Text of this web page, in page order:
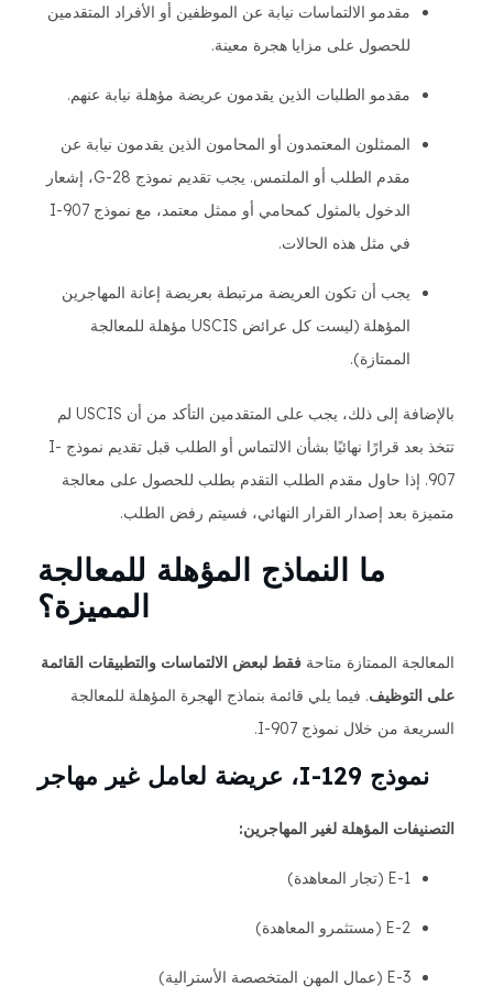
مقدمو الالتماسات نيابة عن الموظفين أو الأفراد المتقدمين
للحصول على مزايا هجرة معينة.
مقدمو الطلبات الذين يقدمون عريضة مؤهلة نيابة عنهم.
الممثلون المعتمدون أو المحامون الذين يقدمون نيابة عن
مقدم الطلب أو الملتمس. يجب تقديم نموذج G-28، إشعار
الدخول بالمثول كمحامي أو ممثل معتمد، مع نموذج I-907
في مثل هذه الحالات.
يجب أن تكون العريضة مرتبطة بعريضة إعانة المهاجرين
المؤهلة (ليست كل عرائض USCIS مؤهلة للمعالجة
الممتازة).
بالإضافة إلى ذلك، يجب على المتقدمين التأكد من أن USCIS لم
تتخذ بعد قرارًا نهائيًا بشأن الالتماس أو الطلب قبل تقديم نموذج I-
907. إذا حاول مقدم الطلب التقدم بطلب للحصول على معالجة
متميزة بعد إصدار القرار النهائي، فسيتم رفض الطلب.
ما النماذج المؤهلة للمعالجة
المميزة؟
المعالجة الممتازة متاحة فقط لبعض الالتماسات والتطبيقات القائمة
على التوظيف. فيما يلي قائمة بنماذج الهجرة المؤهلة للمعالجة
السريعة من خلال نموذج I-907.
نموذج I-129، عريضة لعامل غير مهاجر
التصنيفات المؤهلة لغير المهاجرين:
E-1 (تجار المعاهدة)
E-2 (مستثمرو المعاهدة)
E-3 (عمال المهن المتخصصة الأسترالية)